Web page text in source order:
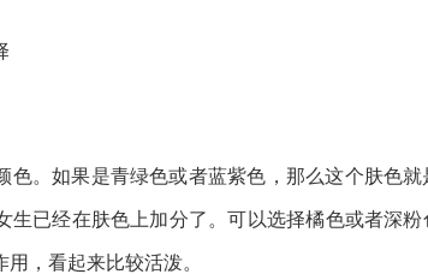
色。如果是青绿色或者蓝紫色，那么这个肤色
生已经在肤色上加分了。可以选择橘色或者深
，看起来比较活泼。